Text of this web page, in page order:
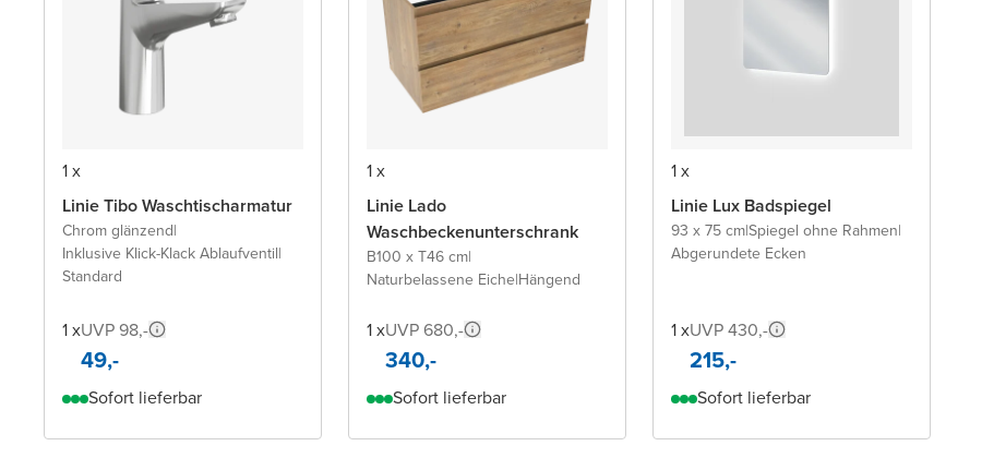
1 x
Linie Tibo Waschtischarmatur
Chrom glänzend|
Inklusive Klick-Klack Ablaufventil|
Standard
1 xUVP 98,-
49,-
Sofort lieferbar
1 x
Linie Lado
Waschbeckenunterschrank
B100 x T46 cm|
Naturbelassene Eiche|Hängend
1 xUVP 680,-
340,-
Sofort lieferbar
1 x
Linie Lux Badspiegel
93 x 75 cm|Spiegel ohne Rahmen|
Abgerundete Ecken
1 xUVP 430,-
215,-
Sofort lieferbar